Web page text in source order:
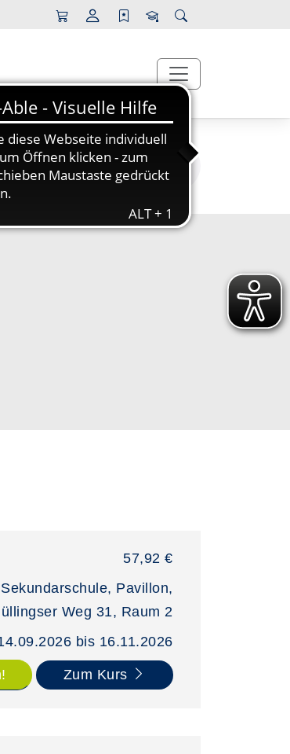
57,92 €
Pavillon,
Weg 31, Raum 2
bis 16.11.2026
Zum Kurs